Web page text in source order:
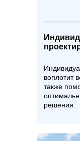
воплотит
также
решения.